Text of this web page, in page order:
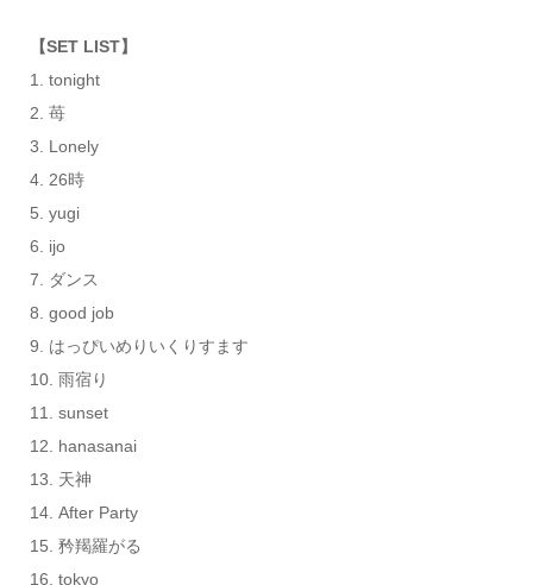
【SET LIST】
1. tonight
2. 苺
3. Lonely
4. 26時
5. yugi
6. ijo
7. ダンス
8. good job
9. はっぴいめりいくりすます
10. 雨宿り
11. sunset
12. hanasanai
13. 天神
14. After Party
15. 矜羯羅がる
16. tokyo